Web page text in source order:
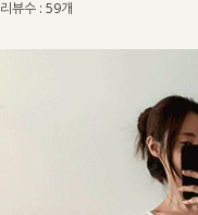
리뷰수 : 59개